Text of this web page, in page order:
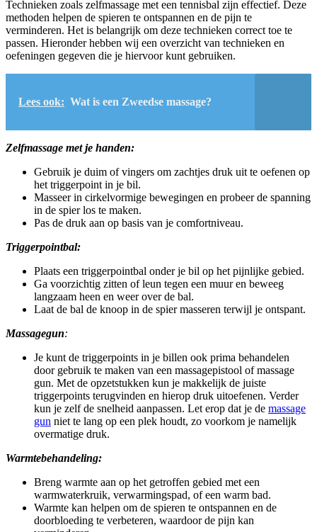
Technieken zoals zelfmassage met een tennisbal zijn effectief. Deze
methoden helpen de spieren te ontspannen en de pijn te
verminderen. Het is belangrijk om deze technieken correct toe te
passen. Hieronder hebben wij een overzicht van technieken en
oefeningen gegeven die je hiervoor kunt gebruiken.
Lees ook: Wat is een Zweedse massage?
Zelfmassage met je handen:
Gebruik je duim of vingers om zachtjes druk uit te oefenen op
het triggerpoint in je bil.
Masseer in cirkelvormige bewegingen en probeer de spanning
in de spier los te maken.
Pas de druk aan op basis van je comfortniveau.
Triggerpointbal:
Plaats een triggerpointbal onder je bil op het pijnlijke gebied.
Ga voorzichtig zitten of leun tegen een muur en beweeg
langzaam heen en weer over de bal.
Laat de bal de knoop in de spier masseren terwijl je ontspant.
Massagegun:
Je kunt de triggerpoints in je billen ook prima behandelen
door gebruik te maken van een massagepistool of massage
gun. Met de opzetstukken kun je makkelijk de juiste
triggerpoints terugvinden en hierop druk uitoefenen. Verder
kun je zelf de snelheid aanpassen. Let erop dat je de massage
gun niet te lang op een plek houdt, zo voorkom je namelijk
overmatige druk.
Warmtebehandeling:
Breng warmte aan op het getroffen gebied met een
warmwaterkruik, verwarmingspad, of een warm bad.
Warmte kan helpen om de spieren te ontspannen en de
doorbloeding te verbeteren, waardoor de pijn kan